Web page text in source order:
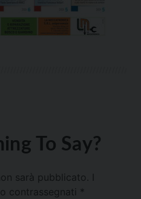
To Say?
sarà pubblicato.
contrassegnati *